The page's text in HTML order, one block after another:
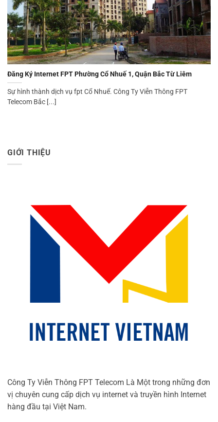
Đăng Ký Internet FPT Phường Cổ Nhuế 1, Quận Bắc Từ Liêm
Sự hình thành dịch vụ fpt Cổ Nhuế. Công Ty Viễn Thông FPT
Telecom Bắc [...]
GIỚI THIỆU
Công Ty Viễn Thông FPT Telecom Là Một trong những đơn
vị chuyên cung cấp dịch vụ internet và truyền hình Internet
hàng đầu tại Việt Nam.